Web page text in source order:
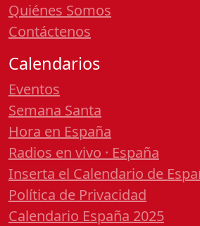
Quiénes Somos
Contáctenos
Calendarios
Eventos
Semana Santa
Hora en España
Radios en vivo · España
Inserta el Calendario de
Política de Privacidad
Calendario España 2025